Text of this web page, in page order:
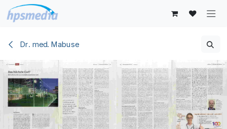
Zum Inhalt springen
Dr. med. Mabuse